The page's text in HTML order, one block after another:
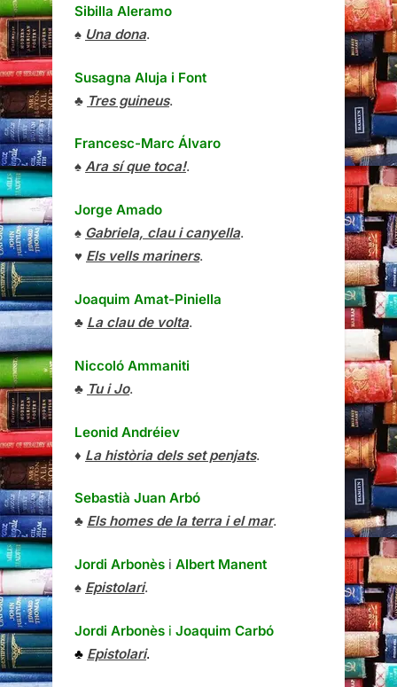
Sibilla Aleramo
♠ Una dona.
Susagna Aluja i Font
♣ Tres guineus.
Francesc-Marc Álvaro
♠ Ara sí que toca!.
Jorge Amado
♠ Gabriela, clau i canyella.
♥ Els vells mariners.
Joaquim Amat-Piniella
♣ La clau de volta.
Niccoló Ammaniti
♣ Tu i Jo.
Leonid Andréiev
♦ La història dels set penjats.
Sebastià Juan Arbó
♣ Els homes de la terra i el mar.
Jordi Arbonès i Albert Manent
♠ Epistolari.
Jordi Arbonès i Joaquim Carbó
♣ Epistolari.